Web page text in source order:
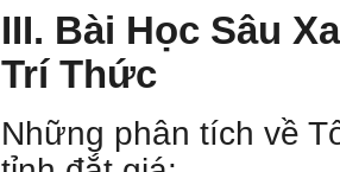
III. Bài Học Sâu
Trí Thức
Những phân tích về